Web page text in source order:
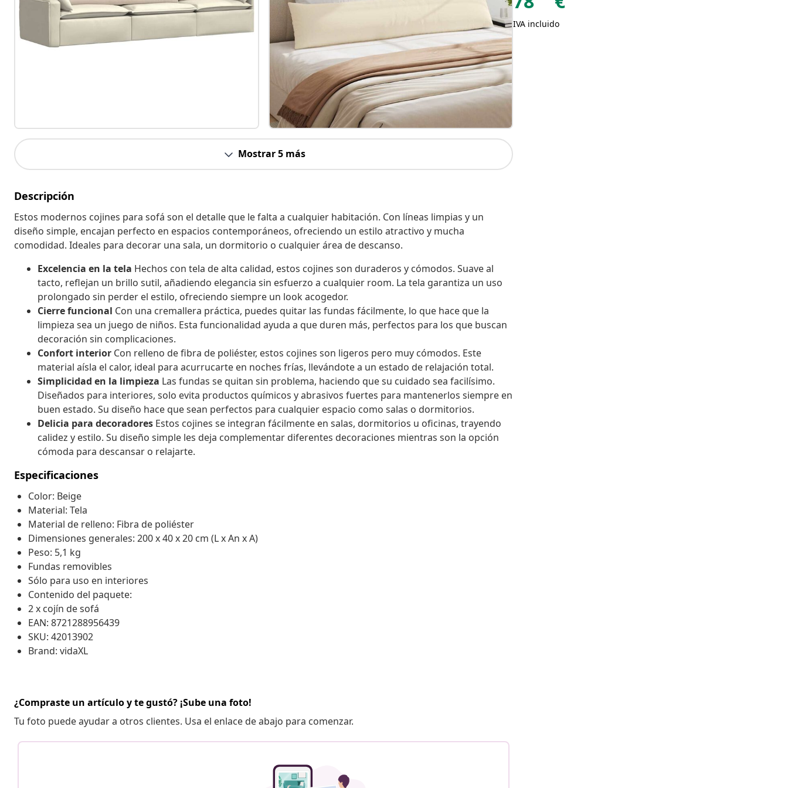
Mostrar 5 más
Descripción
Estos modernos cojines para sofá son el detalle que le falta a cualquier habitación. Con líneas limpias y un
diseño simple, encajan perfecto en espacios contemporáneos, ofreciendo un estilo atractivo y mucha
comodidad. Ideales para decorar una sala, un dormitorio o cualquier área de descanso.
Excelencia en la tela Hechos con tela de alta calidad, estos cojines son duraderos y cómodos. Suave al
tacto, reflejan un brillo sutil, añadiendo elegancia sin esfuerzo a cualquier room. La tela garantiza un uso
prolongado sin perder el estilo, ofreciendo siempre un look acogedor.
Cierre funcional Con una cremallera práctica, puedes quitar las fundas fácilmente, lo que hace que la
limpieza sea un juego de niños. Esta funcionalidad ayuda a que duren más, perfectos para los que buscan
decoración sin complicaciones.
Confort interior Con relleno de fibra de poliéster, estos cojines son ligeros pero muy cómodos. Este
material aísla el calor, ideal para acurrucarte en noches frías, llevándote a un estado de relajación total.
Simplicidad en la limpieza Las fundas se quitan sin problema, haciendo que su cuidado sea facilísimo.
Diseñados para interiores, solo evita productos químicos y abrasivos fuertes para mantenerlos siempre en
buen estado. Su diseño hace que sean perfectos para cualquier espacio como salas o dormitorios.
Delicia para decoradores Estos cojines se integran fácilmente en salas, dormitorios u oficinas, trayendo
calidez y estilo. Su diseño simple les deja complementar diferentes decoraciones mientras son la opción
cómoda para descansar o relajarte.
Especificaciones
Color: Beige
Material: Tela
Material de relleno: Fibra de poliéster
Dimensiones generales: 200 x 40 x 20 cm (L x An x A)
Peso: 5,1 kg
Fundas removibles
Sólo para uso en interiores
Contenido del paquete:
2 x cojín de sofá
EAN: 8721288956439
SKU: 42013902
Brand: vidaXL
¿Compraste un artículo y te gustó? ¡Sube una foto!
Tu foto puede ayudar a otros clientes. Usa el enlace de abajo para comenzar.
IVA incluido